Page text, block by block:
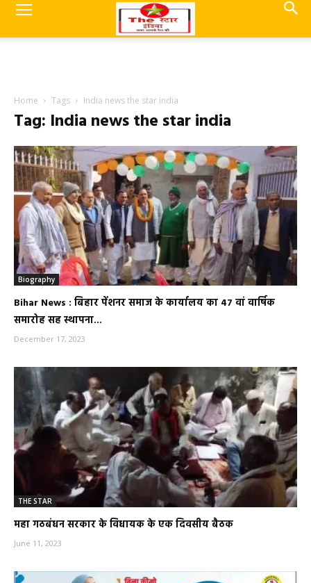
Home Tags India news the star india
Tag: India news the star india
Biography
Bihar News : बिहार पेंशनर समाज के कार्यालय का 47 वां वार्षिक
समारोह सह स्थापना...
December 17, 2023
THE STAR
महा गठबंधन सरकार के विधायक के एक दिवसीय बैठक
June 11, 2023